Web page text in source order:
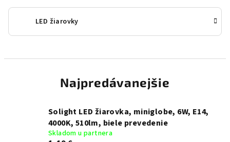
LED žiarovky
Najpredávanejšie
Solight LED žiarovka, miniglobe, 6W, E14,
4000K, 510lm, biele prevedenie
Skladom u partnera